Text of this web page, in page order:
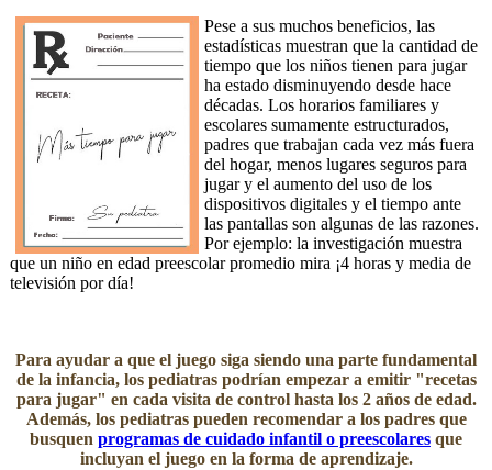
Pese a sus muchos beneficios, las
estadísticas muestran que la cantidad de
tiempo que los niños tienen para jugar
ha estado disminuyendo desde hace
décadas. Los horarios familiares y
escolares sumamente estructurados,
padres que trabajan cada vez más fuera
del hogar, menos lugares seguros para
jugar y el aumento del uso de los
dispositivos digitales y el tiempo ante
las pantallas son algunas de las razones.
Por ejemplo: la investigación muestra
que un niño en edad preescolar promedio mira ¡4 horas y media de
televisión por día!
Para ayudar a que el juego siga siendo una parte fundamental
de la infancia, los pediatras podrían empezar a emitir "recetas
para jugar" en cada visita de control hasta los 2 años de edad.
Además, los pediatras pueden recomendar a los padres que
busquen programas de cuidado infantil o preescolares que
incluyan el juego en la forma de aprendizaje.